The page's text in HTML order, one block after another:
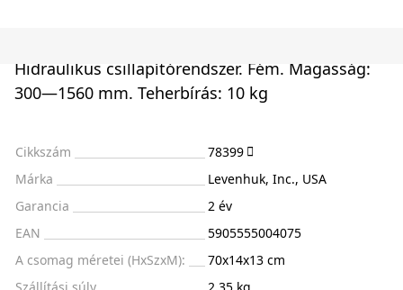
Hidraulikus csillapítórendszer. Fém. Magasság:
300—1560 mm. Teherbírás: 10 kg
Cikkszám
78399
Márka
Levenhuk, Inc., USA
Garancia
2 év
EAN
5905555004075
A csomag méretei (HxSzxM):
70x14x13 cm